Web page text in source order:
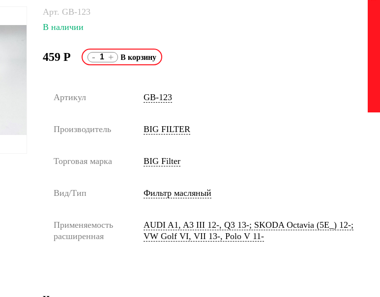
Арт. GB-123
В наличии
459 Р - +
Артикул GB-123
Производитель BIG FILTER
Торговая марка BIG Filter
Вид/Тип Фильтр масляный
Применяемость
расширенная
AUDI A1, A3 III 12-, Q3 13-; SKODA Octavia (5E_) 12-;
VW Golf VI, VII 13-, Polo V 11-